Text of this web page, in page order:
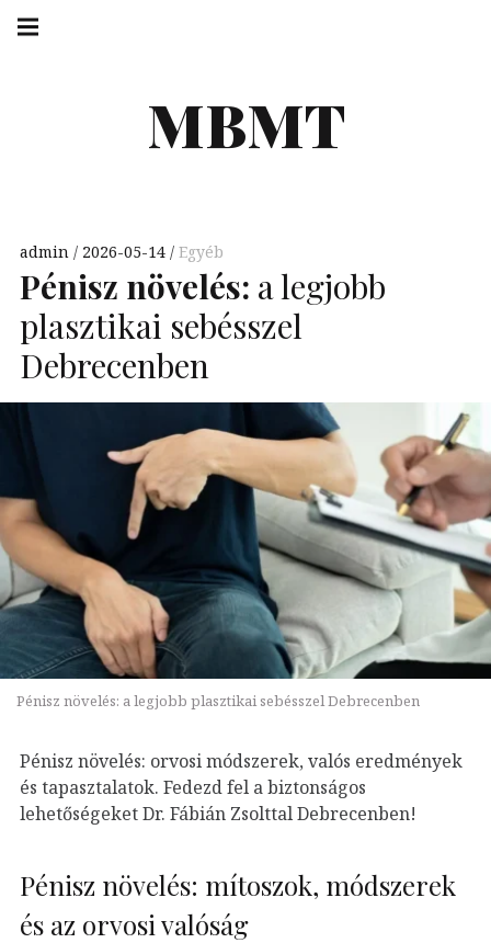
Skip
MBMT
navigation
admin 2026-05-14 Egyéb
Pénisz növelés: a legjobb
plasztikai sebésszel
Debrecenben
Pénisz növelés: a legjobb plasztikai sebésszel Debrecenben
Pénisz növelés: orvosi módszerek, valós eredmények
és tapasztalatok. Fedezd fel a biztonságos
lehetőségeket Dr. Fábián Zsolttal Debrecenben!
Pénisz növelés: mítoszok, módszerek
és az orvosi valóság